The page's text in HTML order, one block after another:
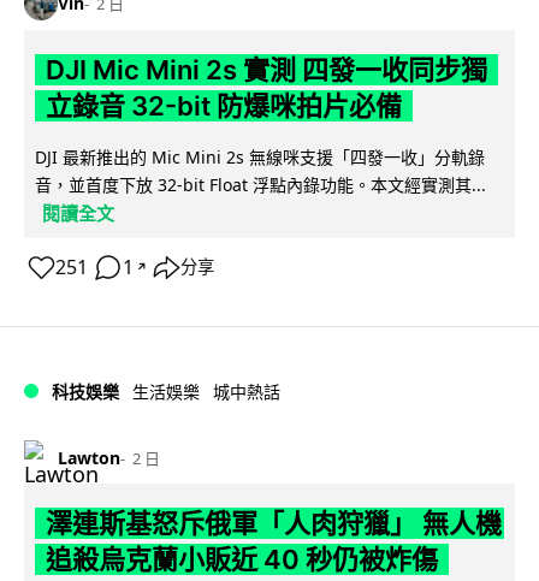
DJI Mic Mini 2s 實測 四發一收同步獨
立錄音 32-bit 防爆咪拍片必備
DJI 最新推出的 Mic Mini 2s 無線咪支援「四發一收」分軌錄
音，並首度下放 32-bit Float 浮點內錄功能。本文經實測其...
閱讀全文
251 1 ↗ 分享
科技娛樂 生活娛樂 城中熱話
Lawton 2 日
澤連斯基怒斥俄軍「人肉狩獵」 無人機
追殺烏克蘭小販近 40 秒仍被炸傷